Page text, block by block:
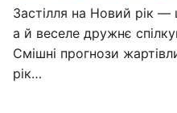
Застілля на Новий рік
а й веселе дружнє
Смішні прогнози
рік…